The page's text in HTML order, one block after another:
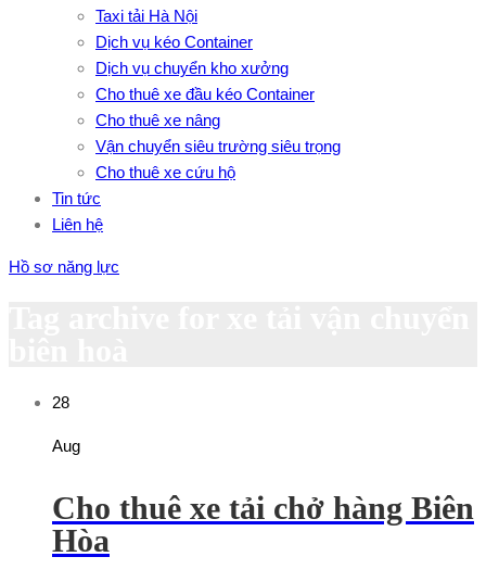
Taxi tải Hà Nội
Dịch vụ kéo Container
Dịch vụ chuyển kho xưởng
Cho thuê xe đầu kéo Container
Cho thuê xe nâng
Vận chuyển siêu trường siêu trọng
Cho thuê xe cứu hộ
Tin tức
Liên hệ
Hồ sơ năng lực
28
Aug
Cho thuê xe tải chở hàng Biên
Hòa